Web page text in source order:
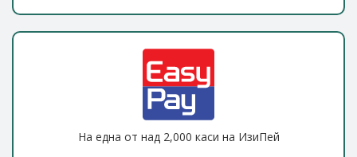
На една от над 2,000 каси на ИзиПей